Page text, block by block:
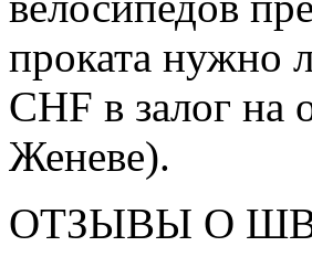
проката нужно
CHF в залог
Женеве).
ОТЗЫВЫ О